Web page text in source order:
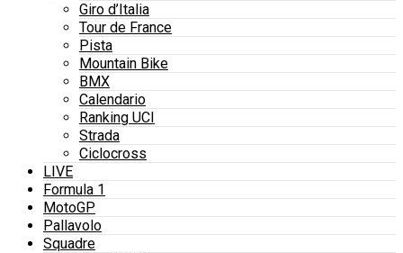
Giro d’Italia
Tour de France
Pista
Mountain Bike
BMX
Calendario
Ranking UCI
Strada
Ciclocross
LIVE
Formula 1
MotoGP
Pallavolo
Squadre